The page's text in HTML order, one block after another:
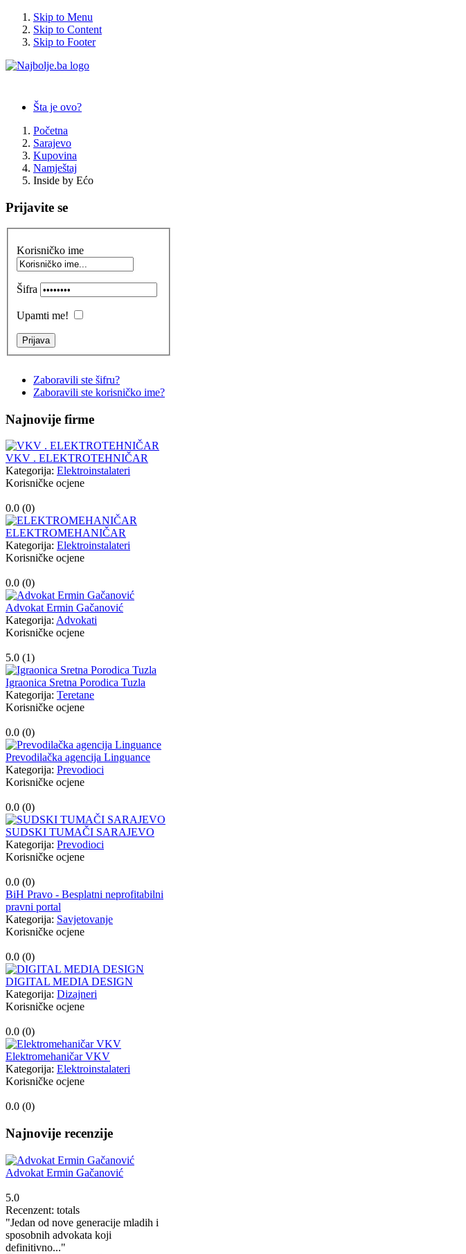
Skip to Menu
Skip to Content
Skip to Footer
Šta je ovo?
Početna
Sarajevo
Kupovina
Namještaj
Inside by Ećo
Prijavite se
Korisničko ime
Šifra
Upamti me!
Zaboravili ste šifru?
Zaboravili ste korisničko ime?
Najnovije firme
VKV . ELEKTROTEHNIČAR
Kategorija: Elektroinstalateri
Korisničke ocjene
0.0 (0)
ELEKTROMEHANIČAR
Kategorija: Elektroinstalateri
Korisničke ocjene
0.0 (0)
Advokat Ermin Gačanović
Kategorija: Advokati
Korisničke ocjene
5.0 (1)
Igraonica Sretna Porodica Tuzla
Kategorija: Teretane
Korisničke ocjene
0.0 (0)
Prevodilačka agencija Linguance
Kategorija: Prevodioci
Korisničke ocjene
0.0 (0)
SUDSKI TUMAČI SARAJEVO
Kategorija: Prevodioci
Korisničke ocjene
0.0 (0)
BiH Pravo - Besplatni neprofitabilni
pravni portal
Kategorija: Savjetovanje
Korisničke ocjene
0.0 (0)
DIGITAL MEDIA DESIGN
Kategorija: Dizajneri
Korisničke ocjene
0.0 (0)
Elektromehaničar VKV
Kategorija: Elektroinstalateri
Korisničke ocjene
0.0 (0)
Najnovije recenzije
Advokat Ermin Gačanović
5.0
Recenzent: totals
"Jedan od nove generacije mladih i
sposobnih advokata koji
definitivno..."